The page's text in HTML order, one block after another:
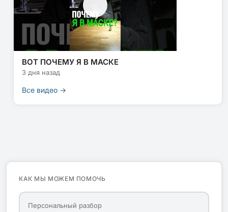
ВОТ ПОЧЕМУ Я В МАСКЕ
3 дня назад
Все видео →
КАК МЫ МОЖЕМ ПОМОЧЬ
Персональный разбор